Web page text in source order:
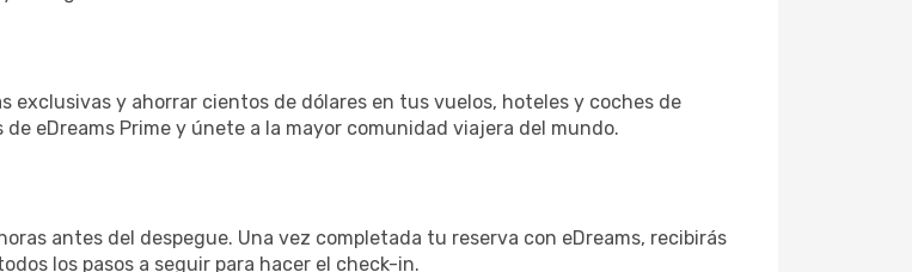
exclusivas y ahorrar cientos de dólares en tus vuelos, hoteles y coches de
eDreams Prime y únete a la mayor comunidad viajera del mundo.
antes del despegue. Una vez completada tu reserva con eDreams, recibirás
los pasos a seguir para hacer el check-in.